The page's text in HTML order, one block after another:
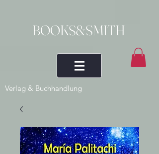
BOOKS&SMITH
Verlag & Buchhandlung